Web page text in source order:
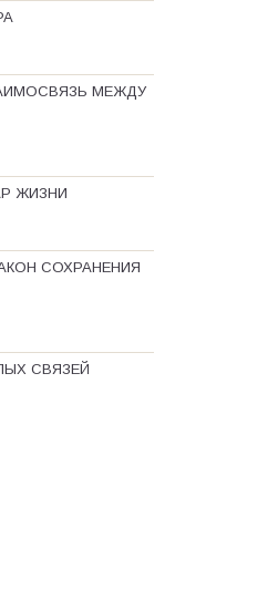
МЕЖДУ
ЖИЗНИ
СОХРАНЕНИЯ
СВЯЗЕЙ